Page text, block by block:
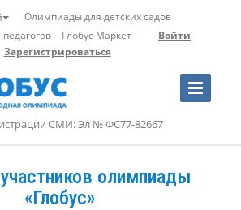
Олимпиады для детских садов
Глобус Маркет
Войти
Зарегистрироваться
Toggle
Navigation
СМИ: Эл № ФС77-82667
олимпиады
«Глобус»